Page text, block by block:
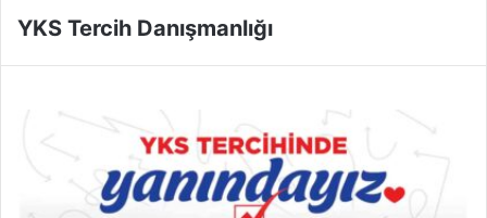
YKS Tercih Danışmanlığı